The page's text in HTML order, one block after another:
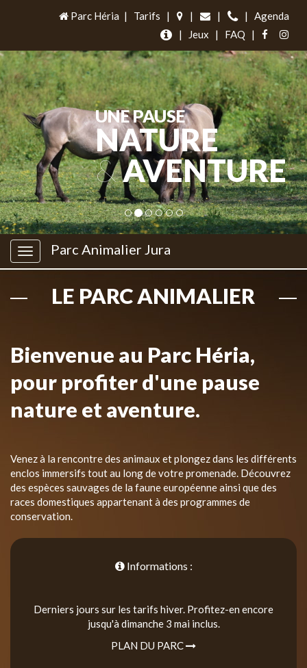
Parc Héria | Tarifs | | | |
Agenda
|
Jeux | FAQ |
UNE PAUSE
NATURE
&AVENTURE
Parc Animalier Jura
LE PARC ANIMALIER
Bienvenue au Parc Héria,
pour profiter d'une pause
nature et aventure.
Venez à la rencontre des animaux et plongez dans les différents
enclos immersifs tout au long de votre promenade. Découvrez
des espèces sauvages de la faune européenne ainsi que des
races domestiques appartenant à des programmes de
conservation.
Informations :
Derniers jours sur les tarifs hiver. Profitez-en encore
jusqu'à dimanche 3 mai inclus.
PLAN DU PARC